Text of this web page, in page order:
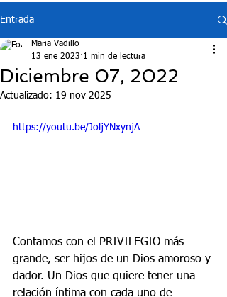
Entrada
Diciembre 07, 2022
Maria Vadillo
13 ene 2023 1 min de lectura
Actualizado: 19 nov 2025
https://youtu.be/JoljYNxynjA
Contamos con el PRIVILEGIO más
grande, ser hijos de un Dios amoroso y
dador. Un Dios que quiere tener una
relación íntima con cada uno de